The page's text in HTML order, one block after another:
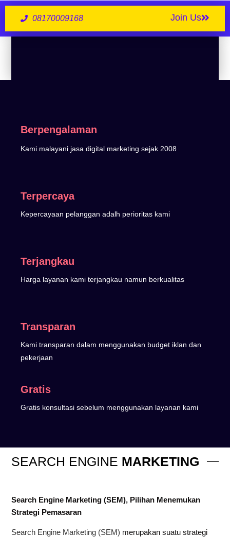
08170009168 Join Us
Berpengalaman
Kami malayani jasa digital marketing sejak 2008
Terpercaya
Kepercayaan pelanggan adalh perioritas kami
Terjangkau
Harga layanan kami terjangkau namun berkualitas
Transparan
Kami transparan dalam menggunakan budget iklan dan
pekerjaan
Gratis
Gratis konsultasi sebelum menggunakan layanan kami
SEARCH ENGINE MARKETING
Search Engine Marketing (SEM), Pilihan Menemukan
Strategi Pemasaran
Search Engine Marketing (SEM) merupakan suatu strategi